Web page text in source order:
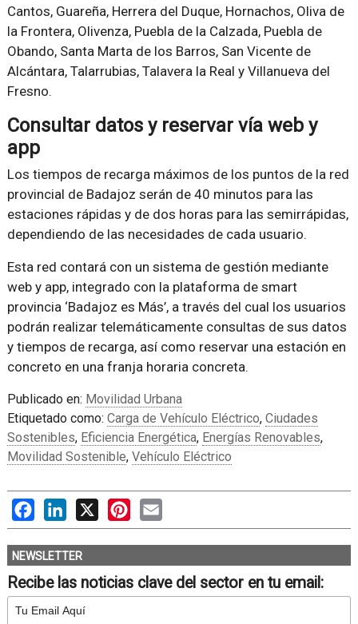
Cantos, Guareña, Herrera del Duque, Hornachos, Oliva de
la Frontera, Olivenza, Puebla de la Calzada, Puebla de
Obando, Santa Marta de los Barros, San Vicente de
Alcántara, Talarrubias, Talavera la Real y Villanueva del
Fresno.
Consultar datos y reservar vía web y
app
Los tiempos de recarga máximos de los puntos de la red
provincial de Badajoz serán de 40 minutos para las
estaciones rápidas y de dos horas para las semirrápidas,
dependiendo de las necesidades de cada usuario.
Esta red contará con un sistema de gestión mediante
web y app, integrado con la plataforma de smart
provincia ‘Badajoz es Más’, a través del cual los usuarios
podrán realizar telemáticamente consultas de sus datos
y tiempos de recarga, así como reservar una estación en
concreto en una franja horaria concreta.
Publicado en: Movilidad Urbana
Etiquetado como: Carga de Vehículo Eléctrico, Ciudades
Sostenibles, Eficiencia Energética, Energías Renovables,
Movilidad Sostenible, Vehículo Eléctrico
FacebookLinkedIn
X PinterestEmail
NEWSLETTER
Recibe las noticias clave del sector en tu email: